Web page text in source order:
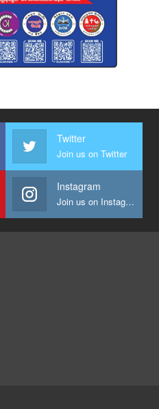
Twitter
Join us on Twitter
Instagram
Join us on Instagram